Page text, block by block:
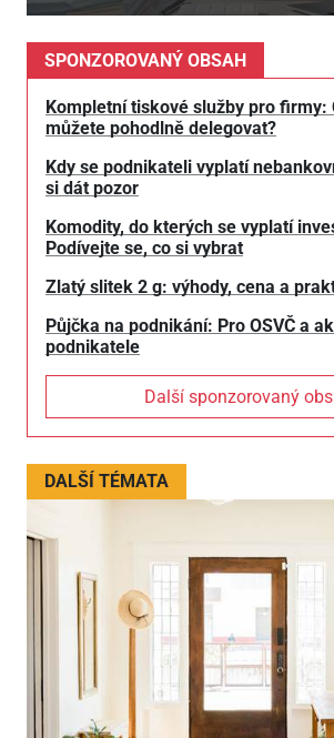
SPONZOROVANÝ OBSAH
Kompletní tiskové služby pro firmy:
můžete pohodlně delegovat?
Kdy se podnikateli vyplatí
si dát pozor
Komodity, do kterých se vyplatí
Podívejte se, co si vybrat
Zlatý slitek 2 g: výhody, cena a
Půjčka na podnikání: Pro OSVČ a
podnikatele
Další sponzorovaný
DALŠÍ TÉMATA